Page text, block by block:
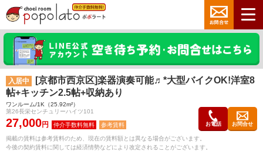
入居中
[京都市西京区]楽器演奏可能♬*大型バイクOK!洋室8
帖+キッチン2.5帖+収納あり
ワンルーム/1K（25.92m²）
第26長栄センチュリーハイツ101
27,000円 参考賃料 お電話 お問合せ
掲載の賃料は参考賃料のため、現在の賃料額とは異なる場合がございます。
今後の契約賃料に関しては経済情勢などにより改定されることがございます。